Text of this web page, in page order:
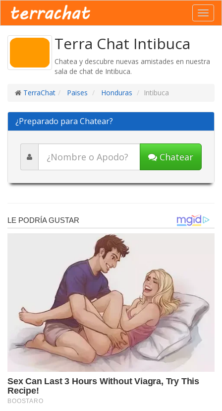
Terra Chat Intibuca
Chatea y descubre nuevas amistades en nuestra
sala de chat de Intibuca.
TerraChat Paises Honduras Intibuca
¿Preparado para Chatear?
Chatear